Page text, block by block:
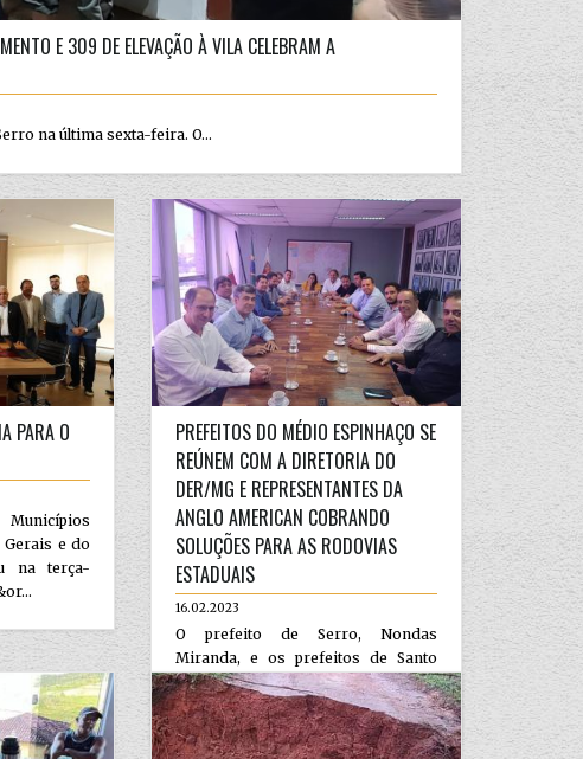
E 309 DE ELEVAÇÃO À VILA CELEBRAM A
na última sexta-feira. O...
PARA O
e do
na terça-
PREFEITOS DO MÉDIO ESPINHAÇO SE
REÚNEM COM A DIRETORIA DO
DER/MG E REPRESENTANTES DA
ANGLO AMERICAN COBRANDO
SOLUÇÕES PARA AS RODOVIAS
ESTADUAIS
16.02.2023
O prefeito de Serro, Nondas
Miranda, e os prefeitos de Santo
Antônio do Itambé, Ronam Sales, de
Conceição do Mato Dentro, J...